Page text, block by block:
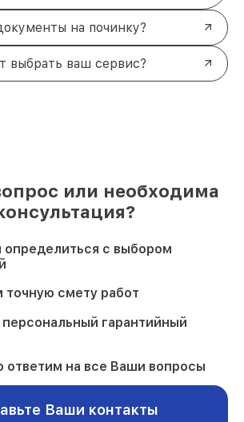
на починку?
выбрать ваш сервис?
или необходима
с выбором
точную смету работ
гарантийный
ответим на все Ваши вопросы
Ваши контакты